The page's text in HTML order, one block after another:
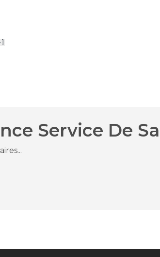
Service De